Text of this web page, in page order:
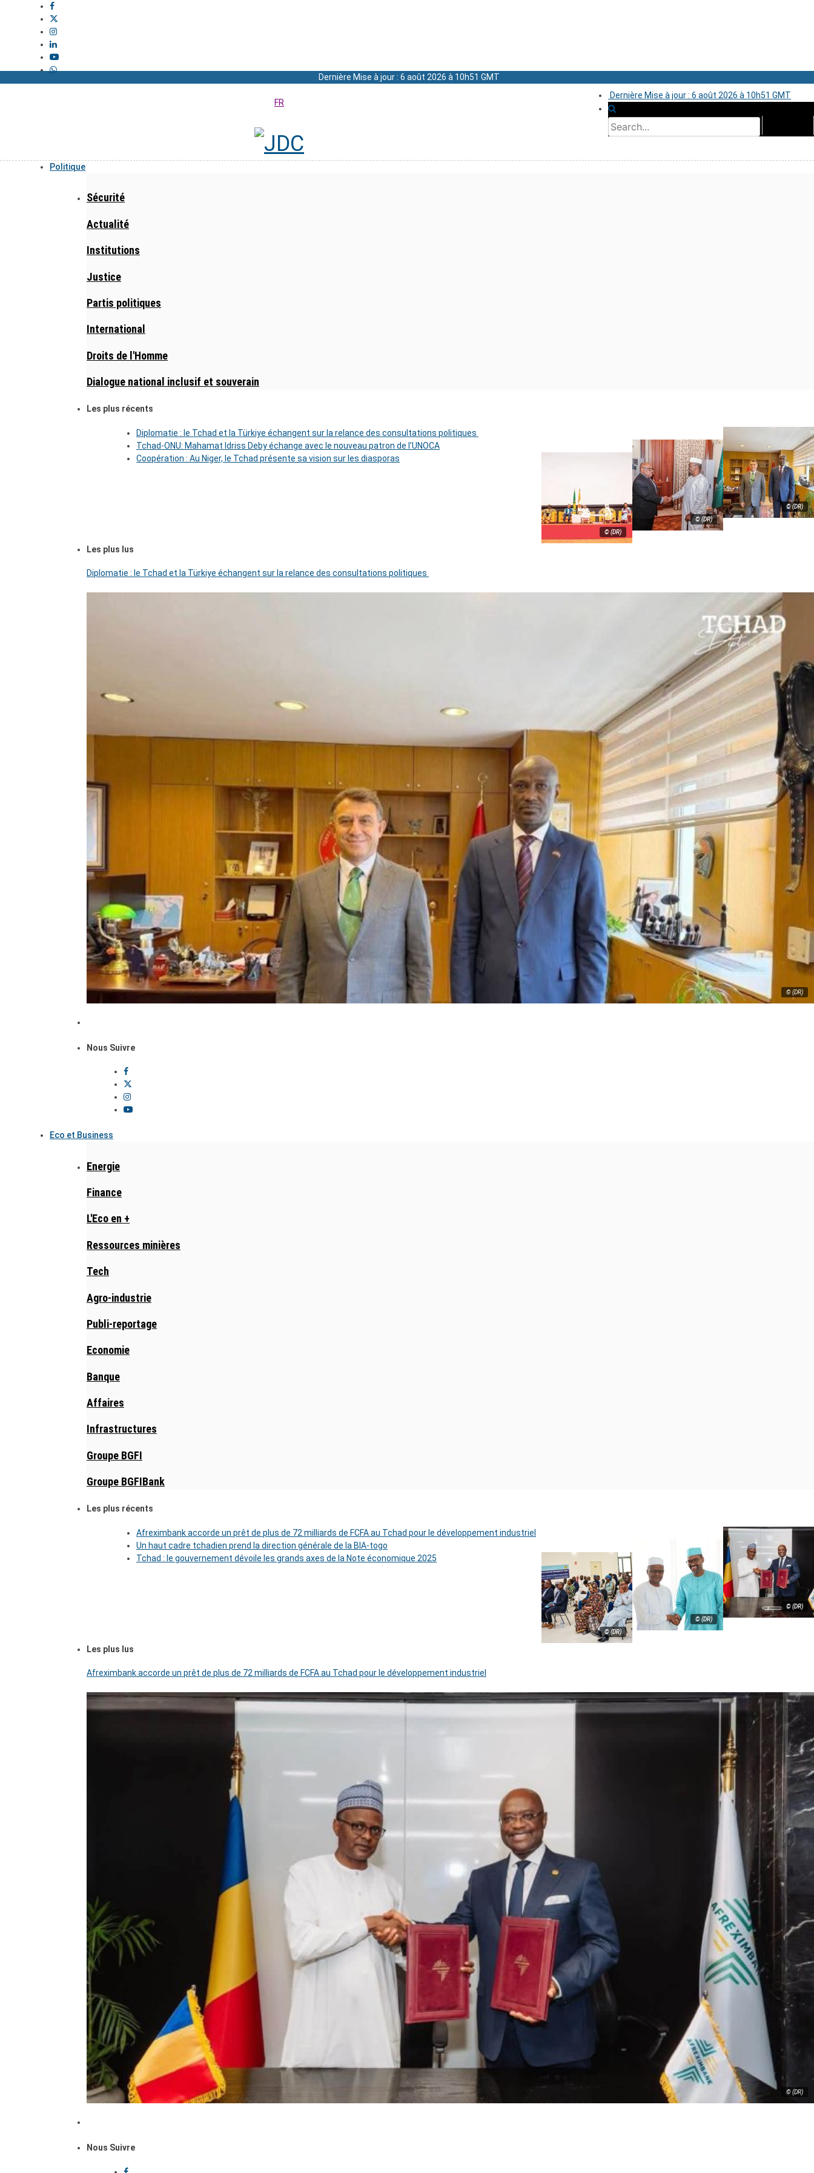
Dernière Mise à jour : 6 août 2026 à 10h51 GMT
Dernière Mise à jour : 6 août 2026 à 10h51 GMT
FR
Politique
Sécurité
Actualité
Institutions
Justice
Partis politiques
International
Droits de l'Homme
Dialogue national inclusif et souverain
Les plus récents
© (DR)
Diplomatie : le Tchad et la Türkiye échangent sur la relance des consultations politiques
© (DR)
Tchad-ONU: Mahamat Idriss Deby échange avec le nouveau patron de l’UNOCA
© (DR)
Coopération : Au Niger, le Tchad présente sa vision sur les diasporas
Les plus lus
Diplomatie : le Tchad et la Türkiye échangent sur la relance des consultations politiques
© (DR)
Nous Suivre
Eco et Business
Energie
Finance
L'Eco en +
Ressources minières
Tech
Agro-industrie
Publi-reportage
Economie
Banque
Affaires
Infrastructures
Groupe BGFI
Groupe BGFIBank
Les plus récents
© (DR)
Afreximbank accorde un prêt de plus de 72 milliards de FCFA au Tchad pour le développement industriel
© (DR)
Un haut cadre tchadien prend la direction générale de la BIA-togo
© (DR)
Tchad : le gouvernement dévoile les grands axes de la Note économique 2025
Les plus lus
Afreximbank accorde un prêt de plus de 72 milliards de FCFA au Tchad pour le développement industriel
© (DR)
Nous Suivre